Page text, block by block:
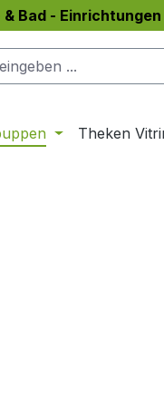
Bad - Einrichtungen
Theken